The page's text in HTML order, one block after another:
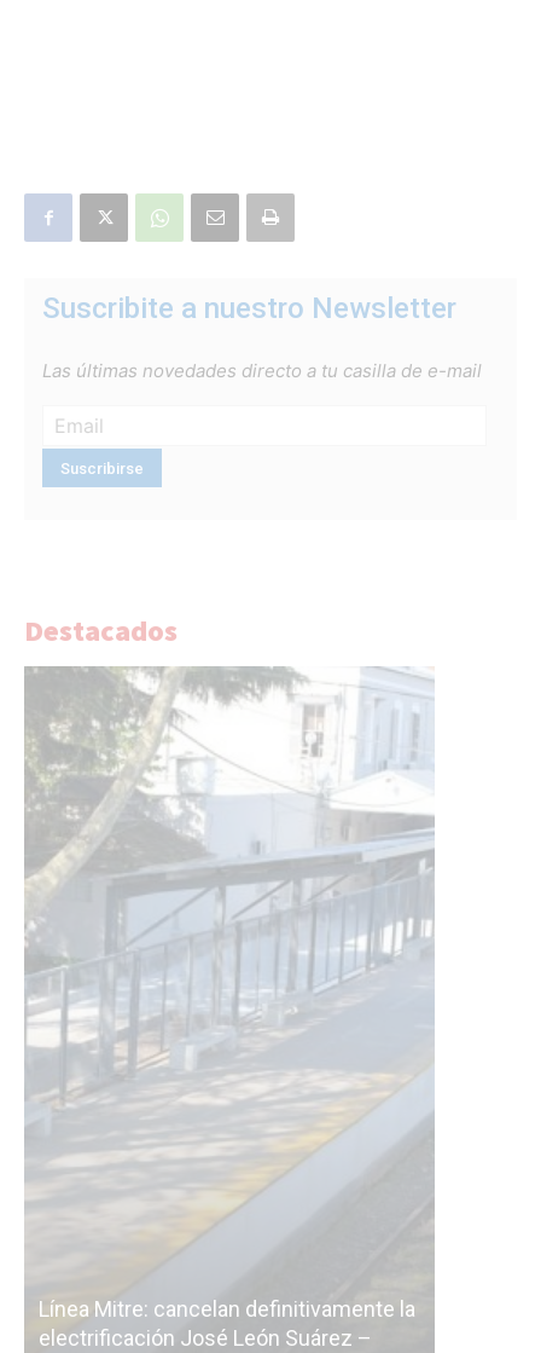
Suscribite a nuestro Newsletter
Las últimas novedades directo a tu casilla de e-mail
Destacados
la
Suárez –
La Ciudad vuelve a postergar la